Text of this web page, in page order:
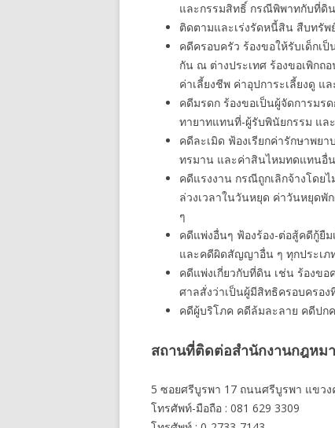
และกรรมสิทธิ์ กรณีพิพาทกับที่ดิ
ติดตามและเร่งรัดหนี้สิน สืบทรั
คดีครอบครัว ร้องขอให้รับเด็กเ
กัน ณ ต่างประเทศ ร้องขอเพิกถ
ค่าเลี้ยงชีพ ค่าอุปการะเลี้ยงดู แ
คดีมรดก ร้องขอเป็นผู้จัดการมร
ทายาทแทนที่-ผู้รับพินัยกรรม แล
คดีละเมิด ฟ้องเรียกค่ารักษาพย
ทรมาน และค่าสินไหมทดแทนอื่
คดีแรงงาน กรณีถูกเลิกจ้างโดย
ล่วงเวลาในวันหยุด ค่าวันหยุดพั
ๆ
คดีแพ่งอื่นๆ ฟ้องร้อง-ต่อสู้คดีกู้ยื
และคดีผิดสัญญาอื่น ๆ ทุกประเภ
คดีแพ่งเกี่ยวกับที่ดิน เช่น ร้องขอ
ศาลสั่งว่าเป็นผู้มีสิทธิครอบครอ
คดีผู้บริโภค คดีล้มละลาย คดีปก
สถานที่ติดต่อสำนักงานกฎห
5 ซอยศรีบูรพา 17 ถนนศรีบูรพา แขวง
โทรศัพท์-มือถือ : 081 629 3309